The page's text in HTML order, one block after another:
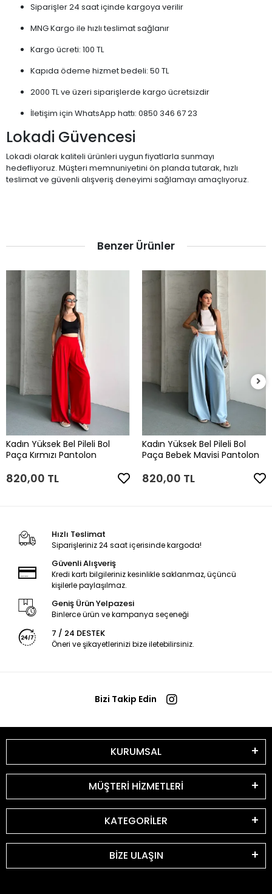
Siparişler 24 saat içinde kargoya verilir
MNG Kargo ile hızlı teslimat sağlanır
Kargo ücreti: 100 TL
Kapıda ödeme hizmet bedeli: 50 TL
2000 TL ve üzeri siparişlerde kargo ücretsizdir
İletişim için WhatsApp hattı: 0850 346 67 23
Lokadi Güvencesi
Lokadi olarak kaliteli ürünleri uygun fiyatlarla sunmayı
hedefliyoruz. Müşteri memnuniyetini ön planda tutarak, hızlı
teslimat ve güvenli alışveriş deneyimi sağlamayı amaçlıyoruz.
Benzer Ürünler
Kadın Yüksek Bel Pileli Bol
Paça Kırmızı Pantolon
820,00 TL
Kadın Yüksek Bel Pileli Bol
Paça Bebek Mavisi Pantolon
820,00 TL
Hızlı Teslimat
Siparişleriniz 24 saat içerisinde kargoda!
Güvenli Alışveriş
Kredi kartı bilgileriniz kesinlikle saklanmaz, üçüncü
kişilerle paylaşılmaz.
Geniş Ürün Yelpazesi
Binlerce ürün ve kampanya seçeneği
7 / 24 DESTEK
Öneri ve şikayetlerinizi bize iletebilirsiniz.
Bizi Takip Edin
KURUMSAL
MÜŞTERİ HİZMETLERİ
KATEGORİLER
BİZE ULAŞIN